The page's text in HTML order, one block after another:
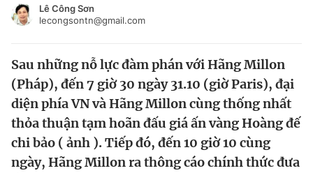
Video Magazine
Sản phẩm khác
Tiện ích Bạn cần biết
Đăng xuất
Lê Công Sơn
lecongsontn@gmail.com
Sau những nỗ lực đàm phán với Hãng Millon
(Pháp), đến 7 giờ 30 ngày 31.10 (giờ Paris), đại
diện phía VN và Hãng Millon cùng thống nhất
thỏa thuận tạm hoãn đấu giá ấn vàng Hoàng đế
chi bảo ( ảnh ). Tiếp đó, đến 10 giờ 10 cùng
ngày, Hãng Millon ra thông cáo chính thức đưa